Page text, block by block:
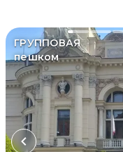
ГРУППОВАЯ
пешком